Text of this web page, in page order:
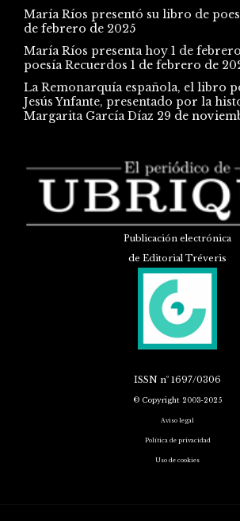
María Ríos presentó su libro de
de febrero de 2025
María Ríos presenta hoy 1 de
poesía Recuerdos 1 de febrero de
La Remonarquía española, el libro
Jesús Ynfante, presentado por la
Margarita García Díaz 29 de
Publicación electrónica
de Editorial Tréveris
ISSN nº 1697/0306
© Copyright 2003-2025
Aviso legal
Política de privacidad
Uso de cookies